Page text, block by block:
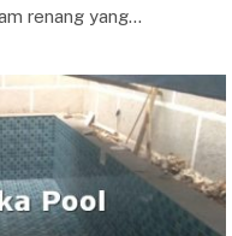
renang yang…